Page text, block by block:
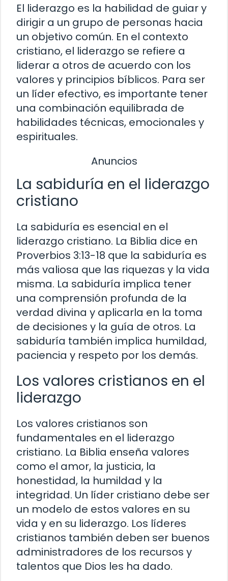
El liderazgo es la habilidad de guiar y
dirigir a un grupo de personas hacia
un objetivo común. En el contexto
cristiano, el liderazgo se refiere a
liderar a otros de acuerdo con los
valores y principios bíblicos. Para ser
un líder efectivo, es importante tener
una combinación equilibrada de
habilidades técnicas, emocionales y
espirituales.
Anuncios
La sabiduría en el liderazgo
cristiano
La sabiduría es esencial en el
liderazgo cristiano. La Biblia dice en
Proverbios 3:13-18 que la sabiduría es
más valiosa que las riquezas y la vida
misma. La sabiduría implica tener
una comprensión profunda de la
verdad divina y aplicarla en la toma
de decisiones y la guía de otros. La
sabiduría también implica humildad,
paciencia y respeto por los demás.
Los valores cristianos en el
liderazgo
Los valores cristianos son
fundamentales en el liderazgo
cristiano. La Biblia enseña valores
como el amor, la justicia, la
honestidad, la humildad y la
integridad. Un líder cristiano debe ser
un modelo de estos valores en su
vida y en su liderazgo. Los líderes
cristianos también deben ser buenos
administradores de los recursos y
talentos que Dios les ha dado.